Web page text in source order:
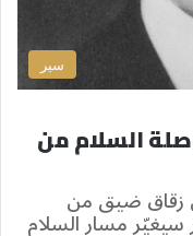
سير
السلام من
زقاق ضيق من
مسار السلام